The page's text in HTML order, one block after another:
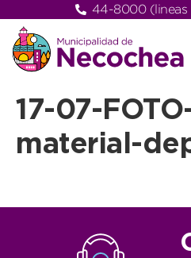
44-8000 (lineas
17-07-
material-